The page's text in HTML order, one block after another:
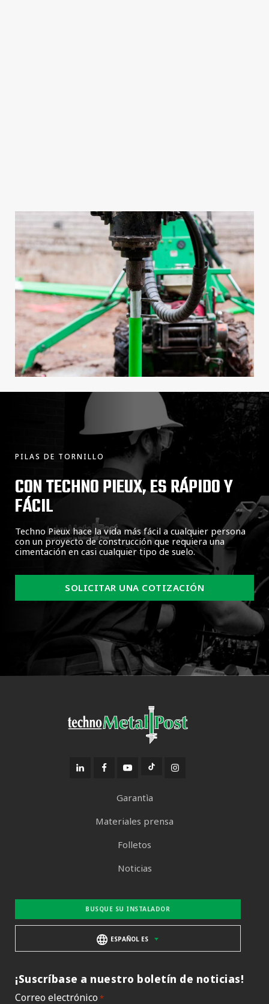
PILAS DE TORNILLO
CON TECHNO PIEUX, ES RÁPIDO Y
FÁCIL
Techno Pieux hace la vida más fácil a cualquier persona
con un proyecto de construcción que requiera una
cimentación en casi cualquier tipo de suelo.
SOLICITAR UNA COTIZACIÓN
Garantìa
Materiales prensa
Folletos
Noticias
BUSQUE SU INSTALADOR
ESPAÑOL ES
¡Suscríbase a nuestro boletín de noticias!
Correo electrónico *